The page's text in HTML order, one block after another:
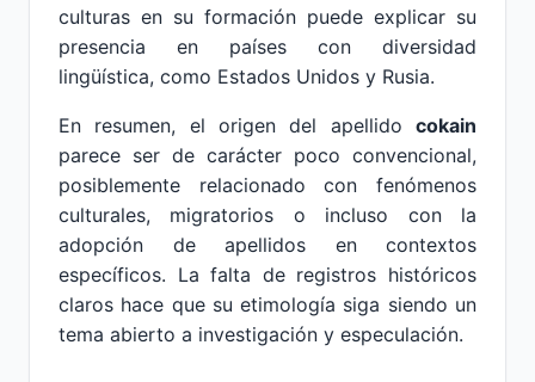
culturas en su formación puede explicar su
presencia en países con diversidad
lingüística, como Estados Unidos y Rusia.
En resumen, el origen del apellido cokain
parece ser de carácter poco convencional,
posiblemente relacionado con fenómenos
culturales, migratorios o incluso con la
adopción de apellidos en contextos
específicos. La falta de registros históricos
claros hace que su etimología siga siendo un
tema abierto a investigación y especulación.